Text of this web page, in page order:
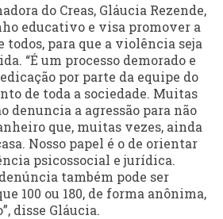
do Creas, Gláucia Rezende,
educativo e visa promover a
todos, para que a violência seja
“É um processo demorado e
por parte da equipe do
de toda a sociedade. Muitas
denuncia a agressão para não
que, muitas vezes, ainda
Nosso papel é o de orientar
psicossocial e jurídica.
também pode ser
100 ou 180, de forma anônima,
disse Gláucia.